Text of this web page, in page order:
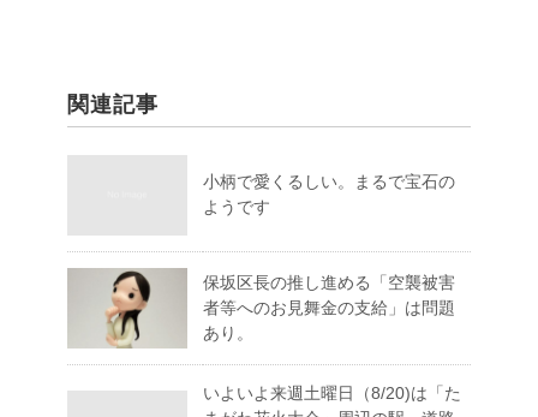
関連記事
小柄で愛くるしい。まるで宝石の
ようです
保坂区長の推し進める「空襲被害
者等へのお見舞金の支給」は問題
あり。
いよいよ来週土曜日（8/20)は「た